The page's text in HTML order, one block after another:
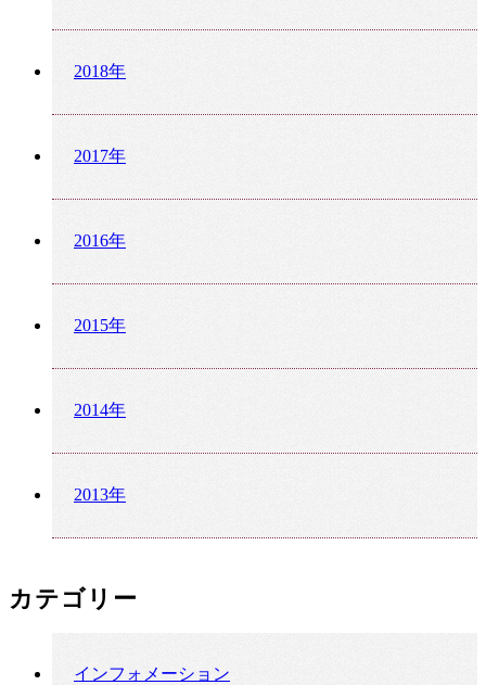
2018年
2017年
2016年
2015年
2014年
2013年
カテゴリー
インフォメーション